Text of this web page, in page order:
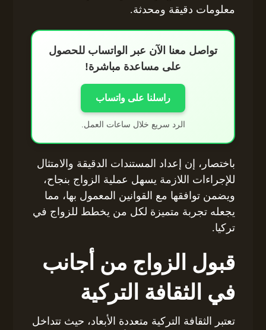
معلومات دقيقة ومحدثة.
تواصل معنا الآن عبر الواتساب للحصول
على مساعدة مباشرة!
راسلنا على واتساب
الرد سريع خلال ساعات العمل.
باختصار، إن إعداد المستندات الدقيقة والامتثال
للإجراءات اللازمة يسهل عملية الزواج بنجاح،
ويضمن توافقها مع القوانين المعمول بها، مما
يجعله تجربة متميزة لكل من يخطط للزواج في
تركيا.
قبول الزواج من أجانب
في الثقافة التركية
تعتبر الثقافة التركية متعددة الأبعاد، حيث تتداخل